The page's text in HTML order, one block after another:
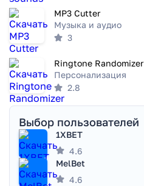
MP3 Cutter
Музыка и аудио
3
Ringtone Randomizer
Персонализация
2.8
Выбор пользователей
1XBET
4.6
MelBet
4.6